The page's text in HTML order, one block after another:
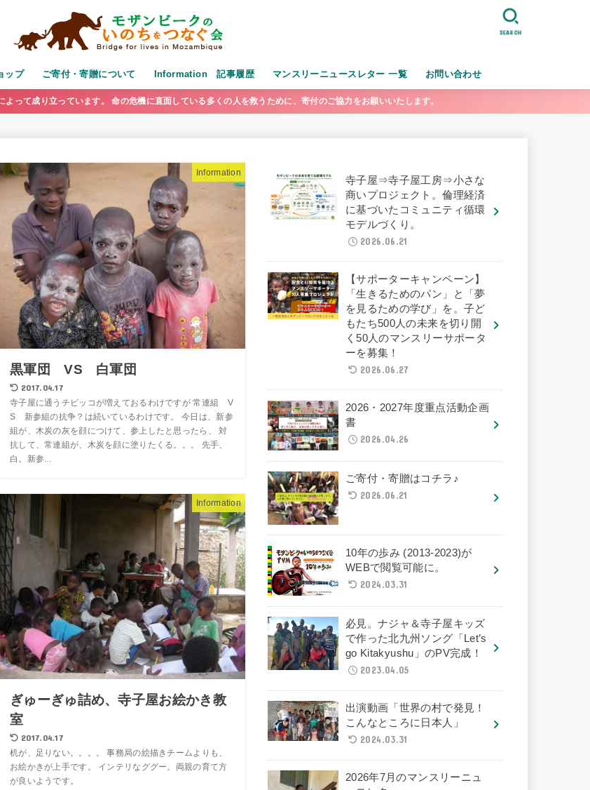
ップ ご寄付・寄贈について Information 記事履歴 マンスリーニュースレター 一覧 お問い合わせ
SEARCH
よって成り立っています。 命の危機に直面している多くの人を救うために、寄付のご協力をお願いいたします。
Information
黒軍団 VS 白軍団
2017.04.17
寺子屋に通うチビッコが増えておるわけですが 常連組 V
S 新参組の抗争？は続いているわけです。 今日は、新参
組が、木炭の灰を顔につけて、参上したと思ったら、 対
抗して、常連組が、木炭を顔に塗りたくる。。。 先手、
白。新参...
Information
ぎゅーぎゅ詰め、寺子屋お絵かき教
室
2017.04.17
机が、足りない。。。。 事務局の絵描きチームよりも、
お絵かきが上手です。 インテリなググー。両親の育て方
が良いようです。
寺子屋⇒寺子屋工房⇒小さな
商いプロジェクト。倫理経済
に基づいたコミュニティ循環
モデルづくり。
2026.06.21
【サポーターキャンペーン】
「生きるためのパン」と「夢
を見るための学び」を。子ど
もたち500人の未来を切り開
く50人のマンスリーサポータ
ーを募集！
2026.06.27
2026・2027年度重点活動企画
書
2026.04.26
ご寄付・寄贈はコチラ♪
2026.06.21
10年の歩み (2013-2023)が
WEBで閲覧可能に。
2024.03.31
必見。ナジャ＆寺子屋キッズ
で作った北九州ソング「Let’s
go Kitakyushu」のPV完成！
2023.04.05
出演動画「世界の村で発見！
こんなところに日本人」
2024.03.31
2026年7月のマンスリーニュ